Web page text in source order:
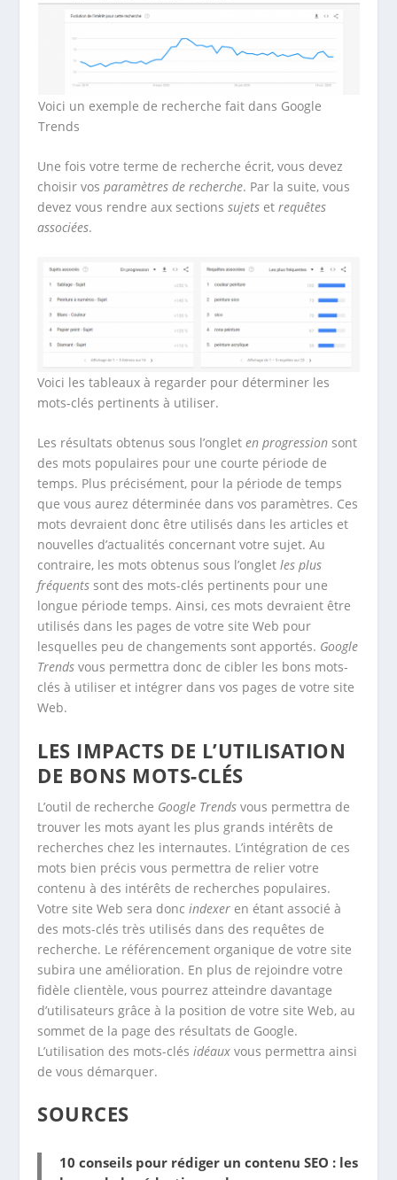
Voici un exemple de recherche fait dans Google
Trends
Une fois votre terme de recherche écrit, vous devez
choisir vosparamètres de recherche. Par la suite, vous
devez vous rendre aux sectionssujets etrequêtes
associées.
Voici les tableaux à regarder pour déterminer les
mots-clés pertinents à utiliser.
Les résultats obtenus sous l’ongleten progression sont
des mots populaires pour une courte période de
temps. Plus précisément, pour la période de temps
que vous aurez déterminée dans vos paramètres. Ces
mots devraient donc être utilisés dans les articles et
nouvelles d’actualités concernant votre sujet. Au
contraire, les mots obtenus sous l’ongletles plus
fréquents sont des mots-clés pertinents pour une
longue période temps. Ainsi, ces mots devraient être
utilisés dans les pages de votre site Web pour
lesquelles peu de changements sont apportés. Google
Trends vous permettra donc de cibler les bons mots-
clés à utiliser et intégrer dans vos pages de votre site
Web.
LES IMPACTS DE L’UTILISATION
DE BONS MOTS-CLÉS
L’outil de recherche Google Trends vous permettra de
trouver les mots ayant les plus grands intérêts de
recherches chez les internautes. L’intégration de ces
mots bien précis vous permettra de relier votre
contenu à des intérêts de recherches populaires.
Votre site Web sera doncindexer en étant associé à
des mots-clés très utilisés dans des requêtes de
recherche. Le référencement organique de votre site
subira une amélioration. En plus de rejoindre votre
fidèle clientèle, vous pourrez atteindre davantage
d’utilisateurs grâce à la position de votre site Web, au
sommet de la page des résultats de Google.
L’utilisation des mots-clésidéaux vous permettra ainsi
de vous démarquer.
SOURCES
10 conseils pour rédiger un contenu SEO : les